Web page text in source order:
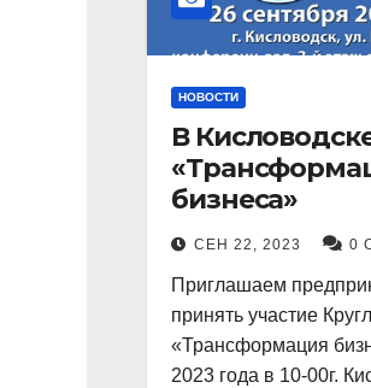
НОВОСТИ
В
бизнеса»
СЕН 22, 2023 0
Приглашаем
принять участие
«Трансформация
2023 года в 10-00г.